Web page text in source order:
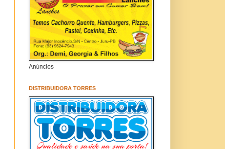
Anúncios
DISTRIBUIDORA TORRES